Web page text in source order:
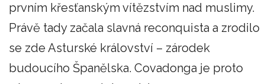
prvním křesťanským vítězstvím nad muslimy.
Právě tady začala slavná reconquista a zrodilo
se zde Asturské království – zárodek
budoucího Španělska. Covadonga je proto